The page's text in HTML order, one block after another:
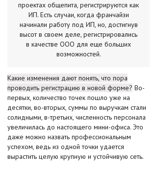
проектах общепита, регистрируются как
ИП. Есть случаи, когда франчайзи
начинали работу под ИП, но, достигнув
высот в своем деле, регистрировались
в качестве ООО для еще больших
возможностей.
Какие изменения дают понять, что пора
проводить регистрацию в новой форме? Во-
первых, количество точек пошло уже на
десятки, во-вторых, суммы по выручкам стали
солидными, в-третьих, численность персонала
увеличилась до настоящего мини-офиса. Это
даже можно назвать профессиональным
успехом, ведь из одной точки удается
вырастить целую крупную и устойчивую сеть.